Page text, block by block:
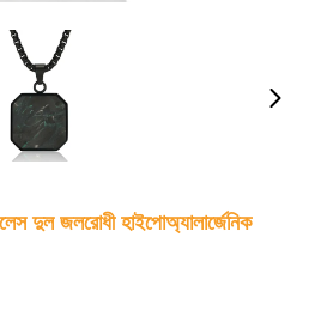
দুল জলরোধী হাইপোঅ্যালার্জেনিক